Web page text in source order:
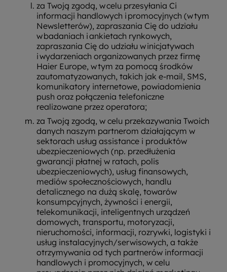
za Twoją zgodą, w celu przesyłania Ci
informacji handlowych i promocyjnych (w tym
Newsletterów), zapraszania Cię do udziału
w badaniach i ankietach rynkowych,
zapraszania Cię do udziału w inicjatywach
i wydarzeniach organizowanych przez firmę
Haier Europe, w tym za pomocą środków
zautomatyzowanych, takich jak e-mail, SMS,
komunikatory internetowe, powiadomienia
push oraz połączenia telefoniczne
realizowane przez operatora;
za Twoją zgodą, w celu przekazywania Twoich
danych naszym partnerom działającym w
sektorach usług assistance i produktów
ubezpieczeniowych (np. przedłużenia
gwarancji płatnej w ratach, polis
ubezpieczeniowych), usług finansowych,
mediów społecznościowych, handlu
detalicznego na dużą skalę, towarów
konsumpcyjnych, żywności i energii,
telekomunikacji, inteligentnych urządzeń
domowych, transportu, motoryzacji,
nieruchomości, informacji, rozrywki, logistyki i
usług instalacyjnych/serwisowych, a także
otrzymywania od tych partnerów informacji
handlowych i promocyjnych, w celu